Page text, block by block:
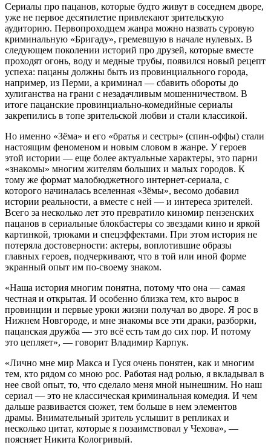
Сериалы про пацанов, которые будто живут в соседнем дворе,
уже не первое десятилетие привлекают зрительскую
аудиторию. Первопроходцем жанра можно назвать суровую
криминальную «Бригаду», гремевшую в начале нулевых. В
следующем поколении историй про друзей, которые вместе
проходят огонь, воду и медные трубы, появился новый рецепт
успеха: пацаны должны быть из провинциального города,
например, из Перми, а криминал — сбавить обороты до
хулиганства на грани с незадачливым мошенничеством. В
итоге пацанские провинциально-комедийные сериалы
закрепились в топе зрительской любви и стали классикой.
Но именно «Зёма» и его «братья и сестры» (спин-оффы) стали
настоящим феноменом и новым словом в жанре. У героев
этой истории — еще более актуальные характеры, это парни
«знакомы» многим жителям больших и малых городов. К
тому же формат малобюджетного интернет-сериала, с
которого начиналась вселенная «Зёмы», весомо добавил
истории реальности, а вместе с ней — и интереса зрителей.
Всего за несколько лет это превратило киномир пензенских
пацанов в сериальные блокбастеры со звездами кино и яркой
картинкой, трюками и спецэффектами. При этом история не
потеряла достоверности: актеры, воплотившие образы
главных героев, подчеркивают, что в той или иной форме
экранный опыт им по-своему знаком.
«Наша история многим понятна, потому что она — самая
честная и открытая. И особенно близка тем, кто вырос в
провинции и первые уроки жизни получал во дворе. Я рос в
Нижнем Новгороде, и мне знакомы все эти драки, разборки,
пацанская дружба — это всё есть там до сих пор. И потому
это цепляет», — говорит Владимир Карпук.
«Лично мне мир Макса и Гуся очень понятен, как и многим
тем, кто рядом со мною рос. Работая над ролью, я вкладывал в
нее свой опыт, то, что сделало меня мной нынешним. Но наш
сериал — это не классическая криминальная комедия. И чем
дальше развивается сюжет, тем больше в нем элементов
драмы. Внимательный зритель услышит в репликах и
несколько цитат, которые я позаимствовал у Чехова», —
поясняет Никита Кологривый.